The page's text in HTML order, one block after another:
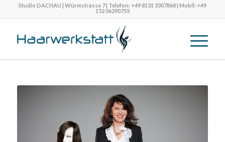
Studio DACHAU | Würmstrasse 7 | Telefon: +49 8131 3307868 | Mobil: +49
152 06290755